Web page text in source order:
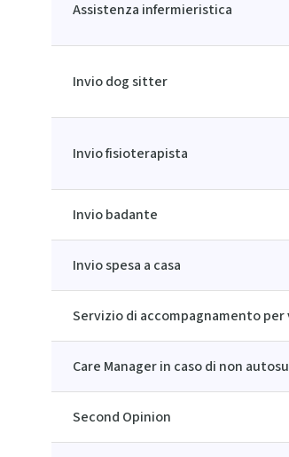
Assistenza infermieristica
Invio dog sitter
Invio fisioterapista
Invio badante
Invio spesa a casa
Servizio di accompagnamento
Care Manager in caso di non
Second Opinion